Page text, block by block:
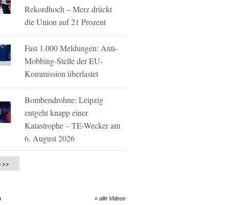
Rekordhoch – Merz drückt
die Union auf 21 Prozent
Fast 1.000 Meldungen: Anti-
Mobbing-Stelle der EU-
Kommission überlastet
Bombendrohne: Leipzig
entgeht knapp einer
Katastrophe – TE-Wecker am
6. August 2026
>>
» alle Videos